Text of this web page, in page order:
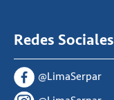
Redes Sociales
@LimaSerpar